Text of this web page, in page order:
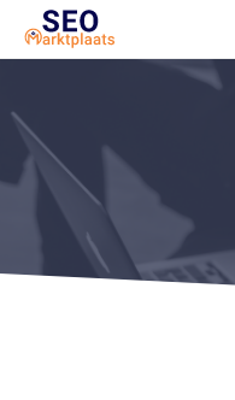
SEO
1. Seo
2.